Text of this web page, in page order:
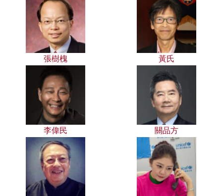
張樹槐 黃氏
李偉民 關品方